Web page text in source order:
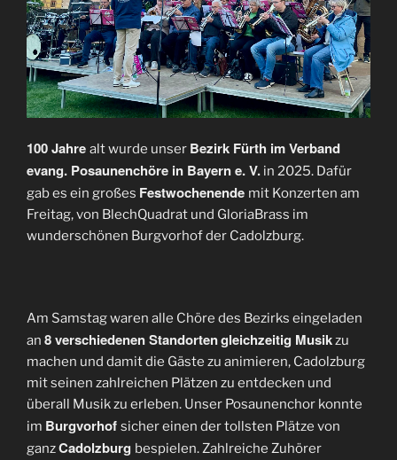
100 Jahre alt wurde unser Bezirk Fürth im Verband
evang. Posaunenchöre in Bayern e. V. in 2025. Dafür
gab es ein großes Festwochenende mit Konzerten am
Freitag, von BlechQuadrat und GloriaBrass im
wunderschönen Burgvorhof der Cadolzburg.
Am Samstag waren alle Chöre des Bezirks eingeladen
an 8 verschiedenen Standortengleichzeitig Musikzu
machen und damit die Gäste zu animieren, Cadolzburg
mit seinen zahlreichen Plätzen zu entdecken und
überall Musik zu erleben. Unser Posaunenchor konnte
im Burgvorhof sicher einen der tollsten Plätze von
ganzCadolzburg bespielen. Zahlreiche Zuhörer